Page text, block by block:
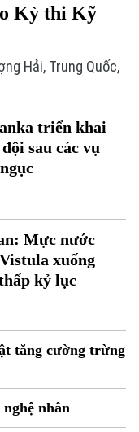
Kỳ thi Kỹ
Hải, Trung Quốc,
triển khai
sau các vụ
Mực nước
xuống
kỷ lục
tăng cường trừng
nhân